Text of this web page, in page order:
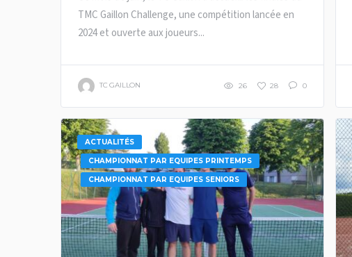
TMC Gaillon Challenge, une compétition lancée en
2024 et ouverte aux joueurs...
TC GAILLON 26 28 0
ACTUALITÉS
CHAMPIONNAT PAR EQUIPES PRINTEMPS
CHAMPIONNAT PAR EQUIPES SENIORS